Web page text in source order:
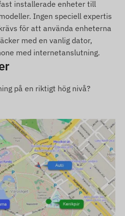
Afrika, Australien
enheten (utan
levereras den med
Du ansvarar själv för SIM-
men inget SIM-kort,
färdigregistrerad i vår
inställning och drift
fortfarande ditt ansvar.
och SIM-kort från
och SIM-kortet helt
installerade enheter till
Ingen speciell expertis
för att använda enheterna
med en vanlig dator,
med internetanslutning.
på en riktigt hög nivå?